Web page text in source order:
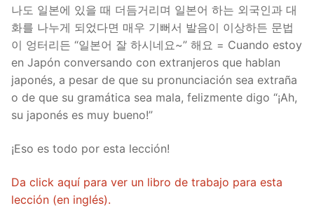
나도 일본에 있을 때 더듬거리며 일본어 하는 외국인과 대
화를 나누게 되었다면 매우 기뻐서 발음이 이상하든 문법
이 엉터리든 “일본어 잘 하시네요~” 해요 = Cuando estoy
en Japón conversando con extranjeros que hablan
japonés, a pesar de que su pronunciación sea extraña
o de que su gramática sea mala, felizmente digo “¡Ah,
su japonés es muy bueno!”
¡Eso es todo por esta lección!
Da click aquí para ver un libro de trabajo para esta
lección (en inglés).